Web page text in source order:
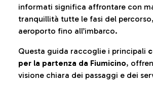
informati significa affrontare con
tranquillità tutte le fasi del
aeroporto fino all’imbarco.
Questa guida raccoglie i principali
per la partenza da Fiumicino,
visione chiara dei passaggi e dei